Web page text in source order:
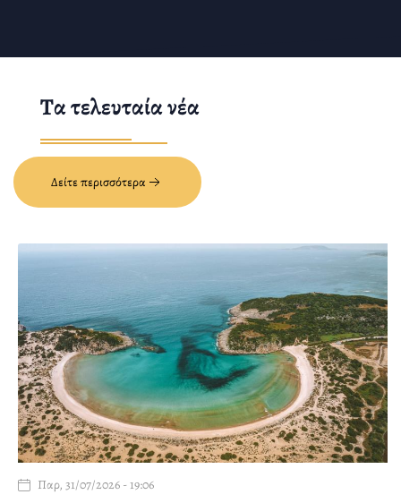
Τα τελευταία νέα
Δείτε περισσότερα
Παρ, 31/07/2026 - 19:06